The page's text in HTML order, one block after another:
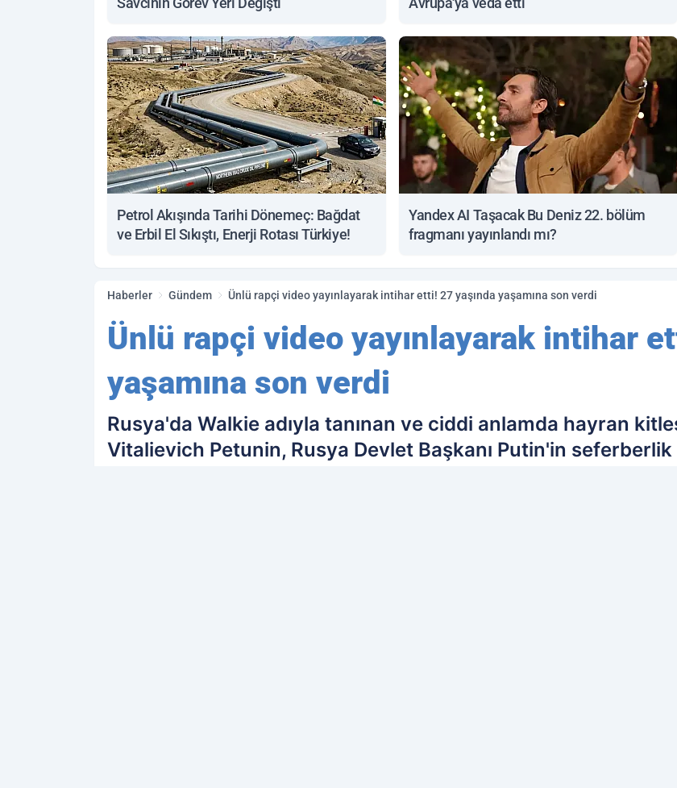
Petrol Akışında Tarihi Dönemeç: Bağdat
ve Erbil El Sıkıştı, Enerji Rotası Türkiye!
Yandex AI Taşacak Bu Deniz 22. bölüm
fragmanı yayınlandı mı?
Haberler Gündem Ünlü rapçi video yayınlayarak intihar etti! 27 yaşında yaşamına son verdi
Ünlü rapçi video yayınlayarak intihar
yaşamına son verdi
Rusya'da Walkie adıyla tanınan ve ciddi anlamda hayran
Vitalievich Petunin, Rusya Devlet Başkanı Putin'in